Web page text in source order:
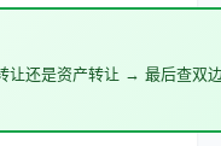
让还是资产转让 → 最后查双